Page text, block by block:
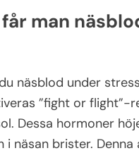
man
näsblod under
”fight or flight”-
Dessa hormoner
i näsan brister.